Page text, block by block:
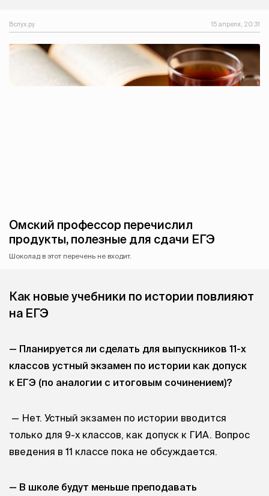
Вслух.ру 15 апреля, 20:31
Омский профессор перечислил
продукты, полезные для сдачи ЕГЭ
Шоколад в этот перечень не входит.
Как новые учебники по истории повлияют
на ЕГЭ
— Планируется ли сделать для выпускников 11-х
классов устный экзамен по истории как допуск
к ЕГЭ (по аналогии с итоговым сочинением)?
— Нет. Устный экзамен по истории вводится
только для 9-х классов, как допуск к ГИА. Вопрос
введения в 11 классе пока не обсуждается.
— В школе будут меньше преподавать